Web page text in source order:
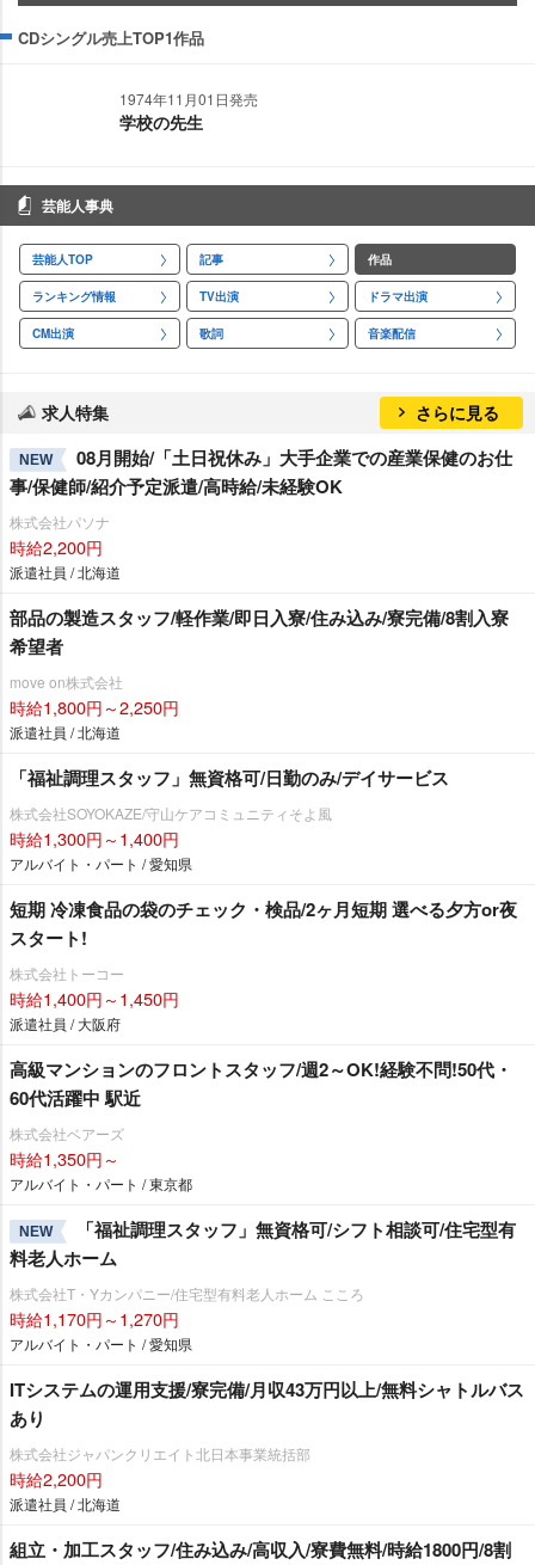
CDシングル売上TOP1作品
1974年11月01日発売
学校の先生
芸能人事典
芸能人TOP 記事 作品
ランキング情報 TV出演 ドラマ出演
CM出演 歌詞 音楽配信
求人特集 さらに見る
NEW
08月開始/「土日祝休み」大手企業での産業保健のお仕
事/保健師/紹介予定派遣/高時給/未経験OK
株式会社パソナ
時給2,200円
派遣社員 / 北海道
部品の製造スタッフ/軽作業/即日入寮/住み込み/寮完備/8割入寮
希望者
move on株式会社
時給1,800円～2,250円
派遣社員 / 北海道
「福祉調理スタッフ」無資格可/日勤のみ/デイサービス
株式会社SOYOKAZE/守山ケアコミュニティそよ風
時給1,300円～1,400円
アルバイト・パート / 愛知県
短期 冷凍食品の袋のチェック・検品/2ヶ月短期 選べる夕方or夜
スタート!
株式会社トーコー
時給1,400円～1,450円
派遣社員 / 大阪府
高級マンションのフロントスタッフ/週2～OK!経験不問!50代・
60代活躍中 駅近
株式会社ベアーズ
時給1,350円～
アルバイト・パート / 東京都
NEW
「福祉調理スタッフ」無資格可/シフト相談可/住宅型有
料老人ホーム
株式会社T・Yカンパニー/住宅型有料老人ホーム こころ
時給1,170円～1,270円
アルバイト・パート / 愛知県
ITシステムの運用支援/寮完備/月収43万円以上/無料シャトルバス
あり
株式会社ジャパンクリエイト北日本事業統括部
時給2,200円
派遣社員 / 北海道
組立・加工スタッフ/住み込み/高収入/寮費無料/時給1800円/8割